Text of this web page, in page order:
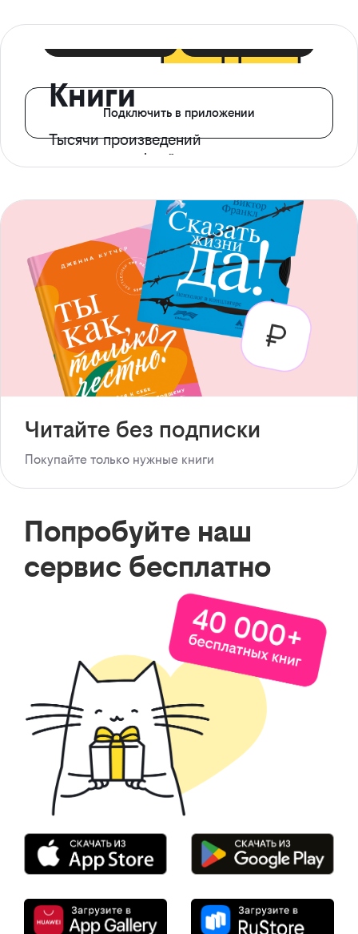
Книги
Тысячи произведений
с доступом офлайн
Подключить в приложении
Читайте без подписки
Покупайте только нужные книги
Попробуйте наш
сервис бесплатно